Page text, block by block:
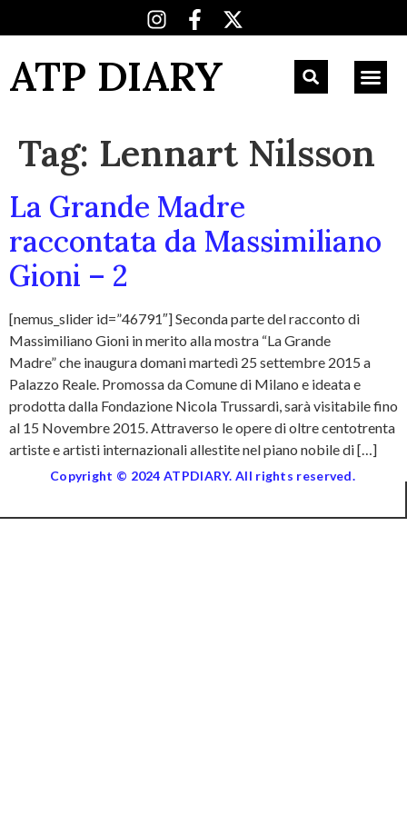
ATP DIARY
Tag: Lennart Nilsson
La Grande Madre
raccontata da Massimiliano
Gioni – 2
[nemus_slider id=”46791″] Seconda parte del racconto di
Massimiliano Gioni in merito alla mostra “La Grande
Madre” che inaugura domani martedì 25 settembre 2015 a
Palazzo Reale. Promossa da Comune di Milano e ideata e
prodotta dalla Fondazione Nicola Trussardi, sarà visitabile fino
al 15 Novembre 2015. Attraverso le opere di oltre centotrenta
artiste e artisti internazionali allestite nel piano nobile di […]
Copyright © 2024 ATPDIARY. All rights reserved.